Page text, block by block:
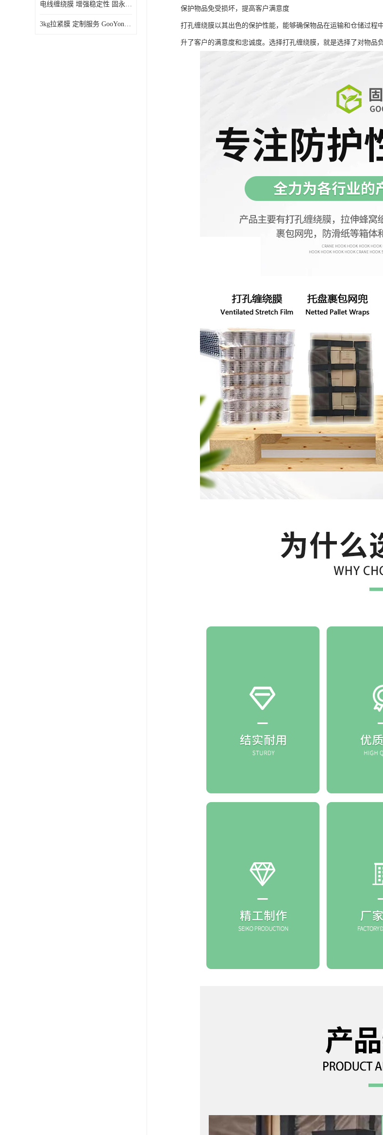
电线缠绕膜 增强稳定性 固永包材
3kg拉紧膜 定制服务 GooYonPack
保护物品免受损坏，提高客户满意度
打孔缠绕膜以其出色的保护性能，能够确保物品在运输和仓储过
升了客户的满意度和忠诚度。选择打孔缠绕膜，就是选择了对物品